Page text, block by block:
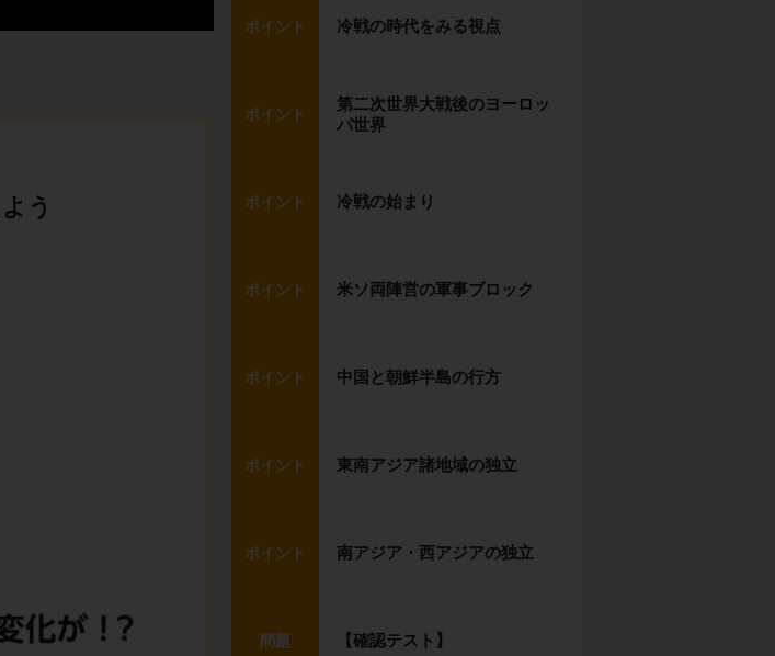
う
ポイント 冷戦の時代をみる視点
ポイント
第二次世界大戦後のヨーロッ
パ世界
ポイント 冷戦の始まり
ポイント 米ソ両陣営の軍事ブロック
ポイント 中国と朝鮮半島の行方
ポイント 東南アジア諸地域の独立
ポイント 南アジア・西アジアの独立
問題 【確認テスト】